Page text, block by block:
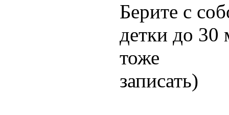
Берите с
детки до 30
тоже
записать)